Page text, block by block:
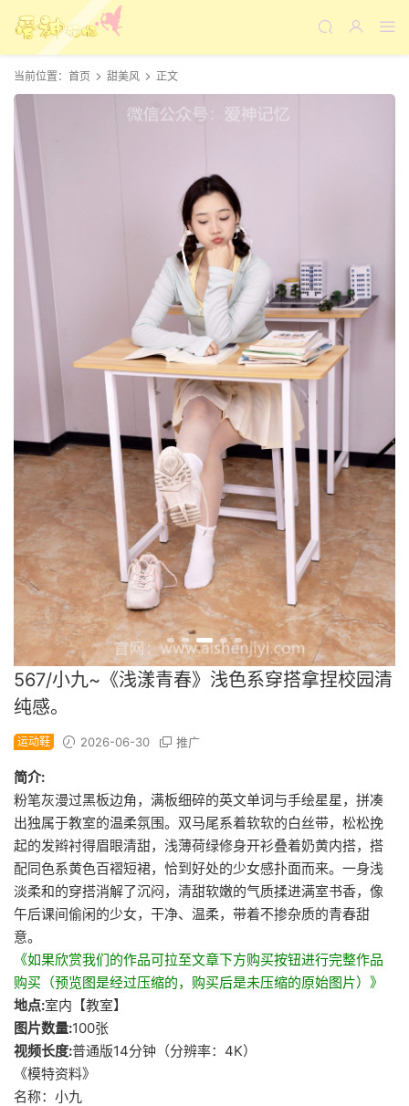
当前位置： 首页 甜美风 正文
567/小九~《浅漾青春》浅色系穿搭拿捏校园清
纯感。
运动鞋 2026-06-30 推广
简介:
粉笔灰漫过黑板边角，满板细碎的英文单词与手绘星星，拼凑
出独属于教室的温柔氛围。双马尾系着软软的白丝带，松松挽
起的发辫衬得眉眼清甜，浅薄荷绿修身开衫叠着奶黄内搭，搭
配同色系黄色百褶短裙，恰到好处的少女感扑面而来。一身浅
淡柔和的穿搭消解了沉闷，清甜软嫩的气质揉进满室书香，像
午后课间偷闲的少女，干净、温柔，带着不掺杂质的青春甜
意。
《如果欣赏我们的作品可拉至文章下方购买按钮进行完整作品
购买（预览图是经过压缩的，购买后是未压缩的原始图片）》
地点:室内【教室】
图片数量:100张
视频长度:普通版14分钟（分辨率：4K）
《模特资料》
名称：小九